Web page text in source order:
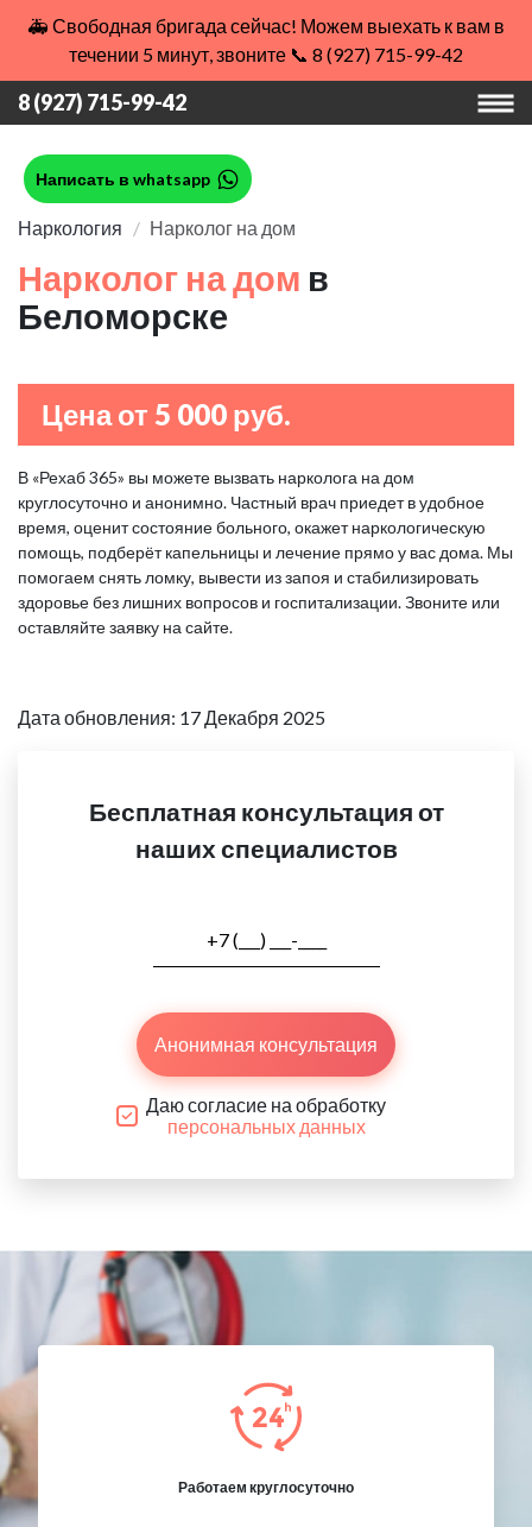
🚑 Свободная бригада сейчас! Можем выехать к вам в
течении 5 минут, звоните 📞 8 (927) 715-99-42
8 (927) 715-99-42
Написать в whatsapp
Наркология Нарколог на дом
Нарколог на дом в
Беломорске
Цена от 5 000 руб.
В «Рехаб 365» вы можете вызвать нарколога на дом
круглосуточно и анонимно. Частный врач приедет в удобное
время, оценит состояние больного, окажет наркологическую
помощь, подберёт капельницы и лечение прямо у вас дома. Мы
помогаем снять ломку, вывести из запоя и стабилизировать
здоровье без лишних вопросов и госпитализации. Звоните или
оставляйте заявку на сайте.
Дата обновления: 17 Декабря 2025
Бесплатная консультация от
наших специалистов
Анонимная консультация
Даю согласие на обработку
персональных данных
Работаем круглосуточно